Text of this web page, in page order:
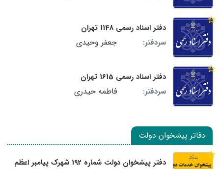
دفتر اسناد رسمی 1148 تهران
سردفتر:
جعفر وحیدی
دفتر اسناد رسمی 1615 تهران
سردفتر:
فاطمه حیدری
دفاتر پیشخوان دولت
دفتر پیشخوان دولت شماره 192 شهرک پیامبر اعظم